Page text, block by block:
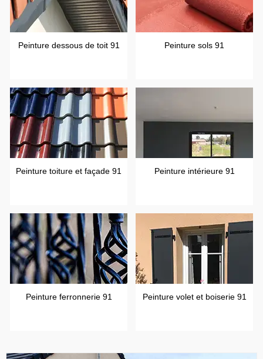
Peinture dessous de toit 91 Peinture sols 91
Peinture toiture et façade 91 Peinture intérieure 91
Peinture ferronnerie 91 Peinture volet et boiserie 91